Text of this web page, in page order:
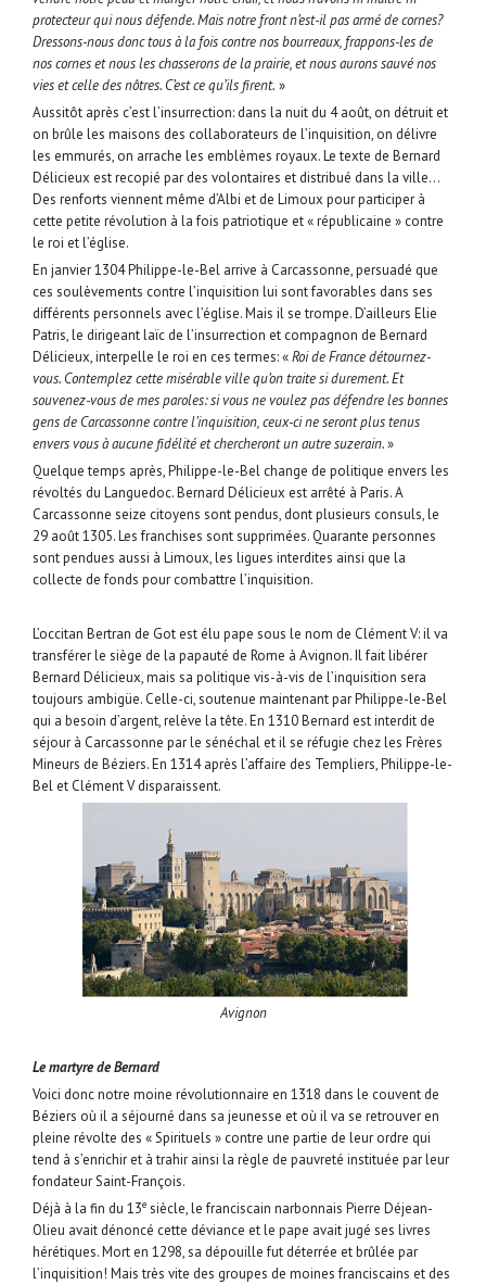
protecteur qui nous défende. Mais notre front n’est-il pas armé de cornes?
Dressons-nous donc tous à la fois contre nos bourreaux, frappons-les de
nos cornes et nous les chasserons de la prairie, et nous aurons sauvé nos
vies et celle des nôtres. C’est ce qu’ils firent. »
Aussitôt après c’est l’insurrection: dans la nuit du 4 août, on détruit et
on brûle les maisons des collaborateurs de l’inquisition, on délivre
les emmurés, on arrache les emblèmes royaux. Le texte de Bernard
Délicieux est recopié par des volontaires et distribué dans la ville…
Des renforts viennent même d’Albi et de Limoux pour participer à
cette petite révolution à la fois patriotique et « républicaine » contre
le roi et l’église.
En janvier 1304 Philippe-le-Bel arrive à Carcassonne, persuadé que
ces soulèvements contre l’inquisition lui sont favorables dans ses
différents personnels avec l’église. Mais il se trompe. D’ailleurs Elie
Patris, le dirigeant laïc de l’insurrection et compagnon de Bernard
Délicieux, interpelle le roi en ces termes: «Roi de France détournez-
vous. Contemplez cette misérable ville qu’on traite si durement. Et
souvenez-vous de mes paroles: si vous ne voulez pas défendre les bonnes
gens de Carcassonne contre l’inquisition, ceux-ci ne seront plus tenus
envers vous à aucune fidélité et chercheront un autre suzerain.»
Quelque temps après, Philippe-le-Bel change de politique envers les
révoltés du Languedoc. Bernard Délicieux est arrêté à Paris. A
Carcassonne seize citoyens sont pendus, dont plusieurs consuls, le
29 août 1305. Les franchises sont supprimées. Quarante personnes
sont pendues aussi à Limoux, les ligues interdites ainsi que la
collecte de fonds pour combattre l’inquisition.
L’occitan Bertran de Got est élu pape sous le nom de Clément V: il va
transférer le siège de la papauté de Rome à Avignon. Il fait libérer
Bernard Délicieux, mais sa politique vis-à-vis de l’inquisition sera
toujours ambigüe. Celle-ci, soutenue maintenant par Philippe-le-Bel
qui a besoin d’argent, relève la tête. En 1310 Bernard est interdit de
séjour à Carcassonne par le sénéchal et il se réfugie chez les Frères
Mineurs de Béziers. En 1314 après l’affaire des Templiers, Philippe-le-
Bel et Clément V disparaissent.
Avignon
Le martyre de Bernard
Voici donc notre moine révolutionnaire en 1318 dans le couvent de
Béziers où il a séjourné dans sa jeunesse et où il va se retrouver en
pleine révolte des « Spirituels » contre une partie de leur ordre qui
tend à s’enrichir et à trahir ainsi la règle de pauvreté instituée par leur
fondateur Saint-François.
Déjà à la fin du 13e siècle, le franciscain narbonnais Pierre Déjean-
Olieu avait dénoncé cette déviance et le pape avait jugé ses livres
hérétiques. Mort en 1298, sa dépouille fut déterrée et brûlée par
l’inquisition! Mais très vite des groupes de moines franciscains et des